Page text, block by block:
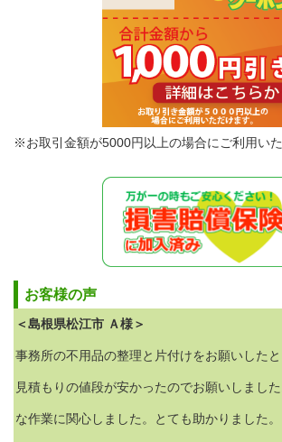
※お取引金額が5000円以上の場合にご利用いた
お客様の声
＜島根県松江市 Ａ様＞
事務所の不用品の整理と片付けをお願いした
見積もりの値段が安かったのでお願いしまし
な作業に関心しました。とても助かりました